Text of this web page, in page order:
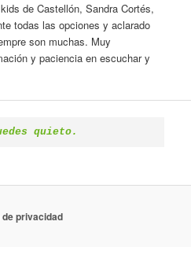
de Castellón, Sandra Cortés,
todas las opciones y aclarado
son muchas. Muy
y paciencia en escuchar y
quieto.
de privacidad